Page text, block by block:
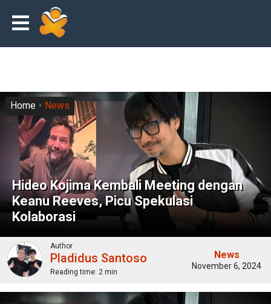
Hideo Kojima Kembali Meeting dengan
Keanu Reeves, Picu Spekulasi
Kolaborasi
Home News
Author
Pladidus Santoso
Reading time: 2 min
News
November 6, 2024